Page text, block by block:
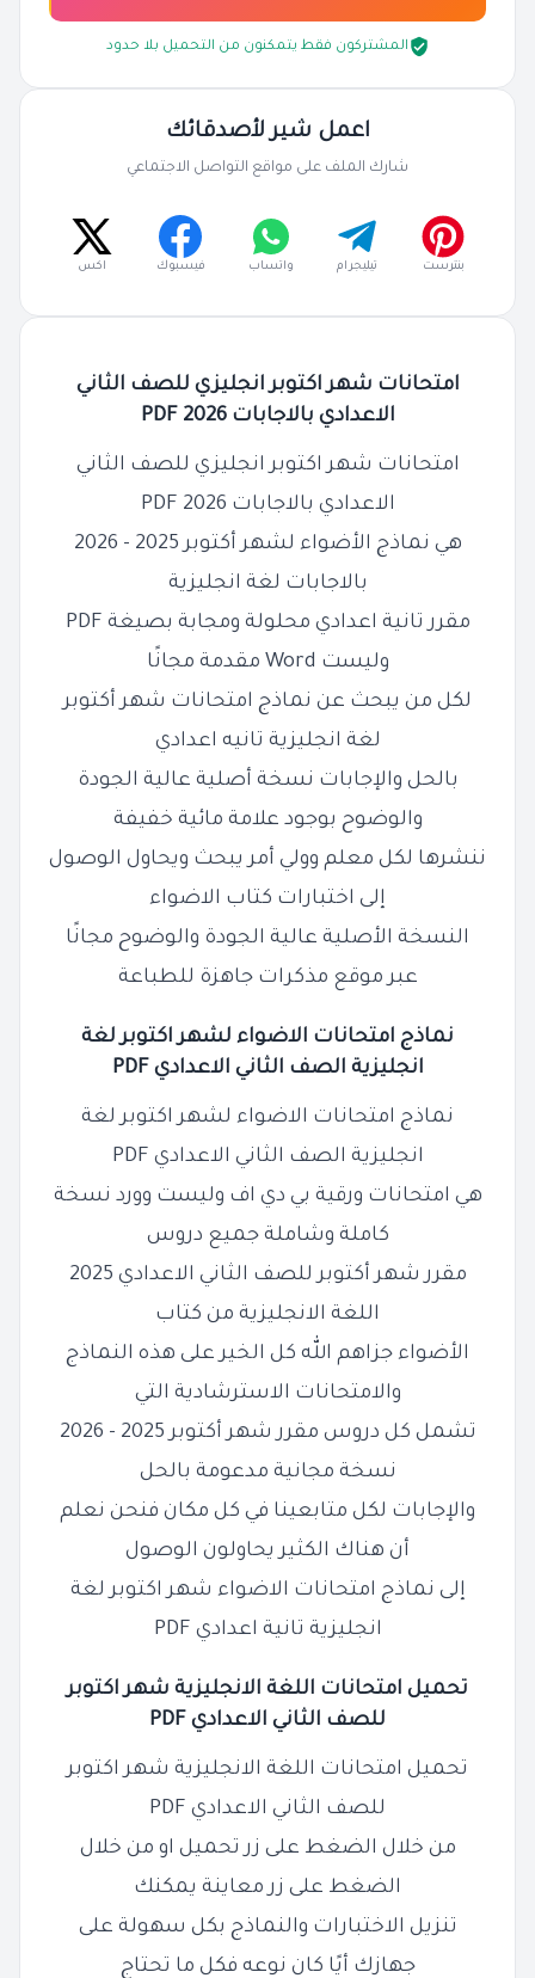
امتحانات شهر اكتوبر انجليزي للصف الثاني
الاعدادي بالاجابات 2026 PDF
امتحانات شهر اكتوبر انجليزي للصف الثاني
الاعدادي بالاجابات 2026 PDF
هي نماذج الأضواء لشهر أكتوبر 2025 - 2026
بالاجابات لغة انجليزية
مقرر تانية اعدادي محلولة ومجابة بصيغة PDF
وليست Word مقدمة مجانًا
لكل من يبحث عن نماذج امتحانات شهر أكتوبر
لغة انجليزية تانيه اعدادي
بالحل والإجابات نسخة أصلية عالية الجودة
والوضوح بوجود علامة مائية خفيفة
ننشرها لكل معلم وولي أمر يبحث ويحاول الوصول
إلى اختبارات كتاب الاضواء
النسخة الأصلية عالية الجودة والوضوح مجانًا
عبر موقع مذكرات جاهزة للطباعة
نماذج امتحانات الاضواء لشهر اكتوبر لغة
انجليزية الصف الثاني الاعدادي PDF
نماذج امتحانات الاضواء لشهر اكتوبر لغة
انجليزية الصف الثاني الاعدادي PDF
هي امتحانات ورقية بي دي اف وليست وورد نسخة
كاملة وشاملة جميع دروس
مقرر شهر أكتوبر للصف الثاني الاعدادي 2025
اللغة الانجليزية من كتاب
الأضواء جزاهم الله كل الخير على هذه النماذج
والامتحانات الاسترشادية التي
تشمل كل دروس مقرر شهر أكتوبر 2025 - 2026
نسخة مجانية مدعومة بالحل
والإجابات لكل متابعينا في كل مكان فنحن نعلم
أن هناك الكثير يحاولون الوصول
إلى نماذج امتحانات الاضواء شهر اكتوبر لغة
انجليزية تانية اعدادي PDF
تحميل امتحانات اللغة الانجليزية شهر اكتوبر
للصف الثاني الاعدادي PDF
تحميل امتحانات اللغة الانجليزية شهر اكتوبر
للصف الثاني الاعدادي PDF
من خلال الضغط على زر تحميل او من خلال
الضغط على زر معاينة يمكنك
تنزيل الاختبارات والنماذج بكل سهولة على
جهازك أيًا كان نوعه فكل ما تحتاج
المشتركون فقط يتمكنون من التحميل بلا حدود
اعمل شير لأصدقائك
شارك الملف على مواقع التواصل الاجتماعي
بنترست تيليجرام واتساب فيسبوك اكس